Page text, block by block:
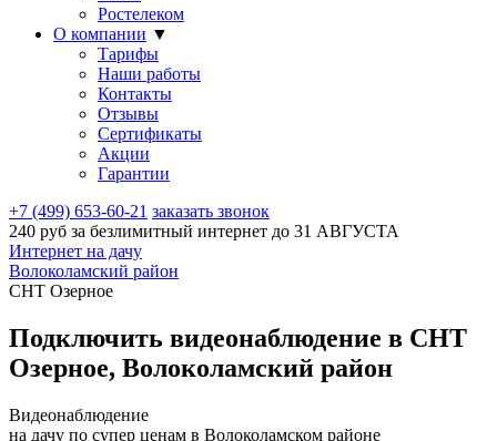
Ростелеком
О компании ▼
Тарифы
Наши работы
Контакты
Отзывы
Сертификаты
Акции
Гарантии
+7 (499) 653-60-21 заказать звонок
240 руб за безлимитный интернет до 31 АВГУСТА
Интернет на дачу
Волоколамский район
СНТ Озерное
Подключить видеонаблюдение в СНТ
Озерное, Волоколамский район
Видеонаблюдение
на дачу по супер ценам в Волоколамском районе